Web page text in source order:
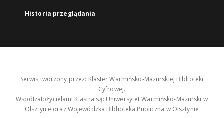
Historia przeglądania
Serwis tworzony przez: Klaster Warmińsko-Mazurskiej Biblioteki
Cyfrowej.
Współzałożycielami Klastra są: Uniwersytet Warmińsko-Mazurski w
Olsztynie oraz Wojewódzka Biblioteka Publiczna w Olsztynie